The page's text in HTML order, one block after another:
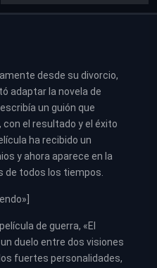
desde su divorcio,
adaptar la novela de
un guión que
el resultado y el éxito
ha recibido un
y ahora aparece en la
de todos los tiempos.
de guerra, «El
duelo entre dos visiones
fuertes personalidades,